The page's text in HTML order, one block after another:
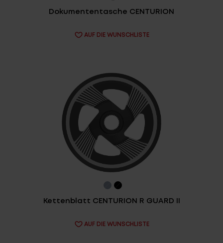
Jetzt zu unserem Newsletter anmelden
Karriere bei CENTURION
Fragen - Antworten / FAQ
Finde die richtige Rahmengröße
Dokumententasche CENTURION
AUF DIE WUNSCHLISTE
Kettenblatt CENTURION R GUARD II
AUF DIE WUNSCHLISTE